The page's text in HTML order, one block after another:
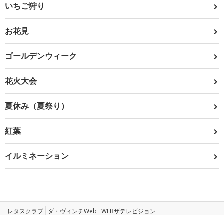
いちご狩り
お花見
ゴールデンウィーク
花火大会
夏休み（夏祭り）
紅葉
イルミネーション
レタスクラブ ダ・ヴィンチWeb WEBザテレビジョン